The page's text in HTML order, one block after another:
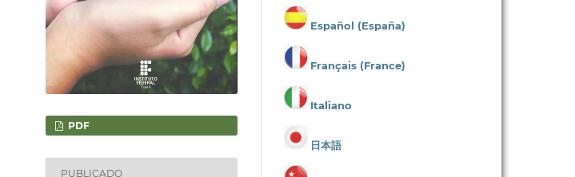
PDF
PUBLICADO
Español (España)
Français (France)
Italiano
日本語